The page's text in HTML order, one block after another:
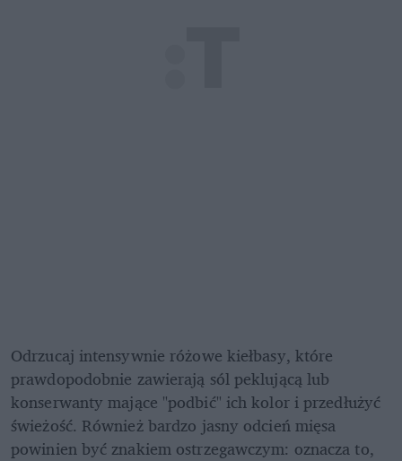
Odrzucaj intensywnie różowe kiełbasy, które
prawdopodobnie zawierają sól peklującą lub
konserwanty mające "podbić" ich kolor i przedłużyć
świeżość. Również bardzo jasny odcień mięsa
powinien być znakiem ostrzegawczym: oznacza to,